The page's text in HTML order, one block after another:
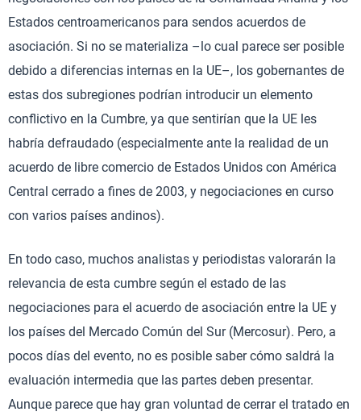
Estados centroamericanos para sendos acuerdos de
asociación. Si no se materializa –lo cual parece ser posible
debido a diferencias internas en la UE–, los gobernantes de
estas dos subregiones podrían introducir un elemento
conflictivo en la Cumbre, ya que sentirían que la UE les
habría defraudado (especialmente ante la realidad de un
acuerdo de libre comercio de Estados Unidos con América
Central cerrado a fines de 2003, y negociaciones en curso
con varios países andinos).
En todo caso, muchos analistas y periodistas valorarán la
relevancia de esta cumbre según el estado de las
negociaciones para el acuerdo de asociación entre la UE y
los países del Mercado Común del Sur (Mercosur). Pero, a
pocos días del evento, no es posible saber cómo saldrá la
evaluación intermedia que las partes deben presentar.
Aunque parece que hay gran voluntad de cerrar el tratado en